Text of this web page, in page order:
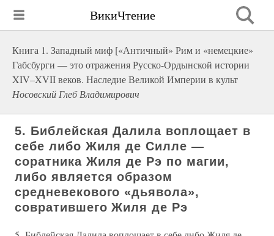
ВикиЧтение
Книга 1. Западный миф [«Античный» Рим и «немецкие»
Габсбурги — это отражения Русско-Ордынской истории
XIV–XVII веков. Наследие Великой Империи в культ
Носовский Глеб Владимирович
5. Библейская Далила воплощает в
себе либо Жиля де Силле —
соратника Жиля де Рэ по магии,
либо является образом
средневекового «дьявола»,
совратившего Жиля де Рэ